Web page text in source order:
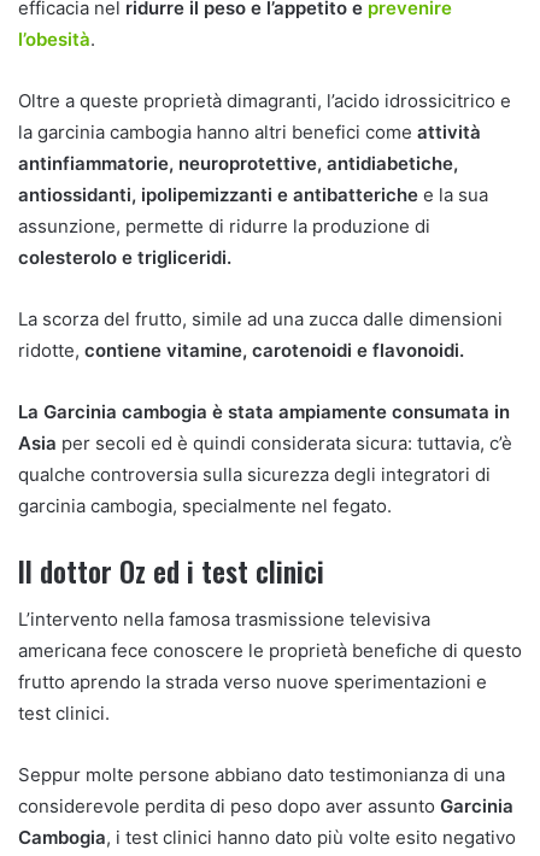
efficacia nel ridurre il peso e l’appetito e prevenire
l’obesità.
Oltre a queste proprietà dimagranti, l’acido idrossicitrico e
la garcinia cambogia hanno altri benefici come attività
antinfiammatorie, neuroprotettive, antidiabetiche,
antiossidanti, ipolipemizzanti e antibatteriche e la sua
assunzione, permette di ridurre la produzione di
colesterolo e trigliceridi.
La scorza del frutto, simile ad una zucca dalle dimensioni
ridotte, contiene vitamine, carotenoidi e flavonoidi.
La Garcinia cambogia è stata ampiamente consumata in
Asia per secoli ed è quindi considerata sicura: tuttavia, c’è
qualche controversia sulla sicurezza degli integratori di
garcinia cambogia, specialmente nel fegato.
Il dottor Oz ed i test clinici
L’intervento nella famosa trasmissione televisiva
americana fece conoscere le proprietà benefiche di questo
frutto aprendo la strada verso nuove sperimentazioni e
test clinici.
Seppur molte persone abbiano dato testimonianza di una
considerevole perdita di peso dopo aver assunto Garcinia
Cambogia, i test clinici hanno dato più volte esito negativo